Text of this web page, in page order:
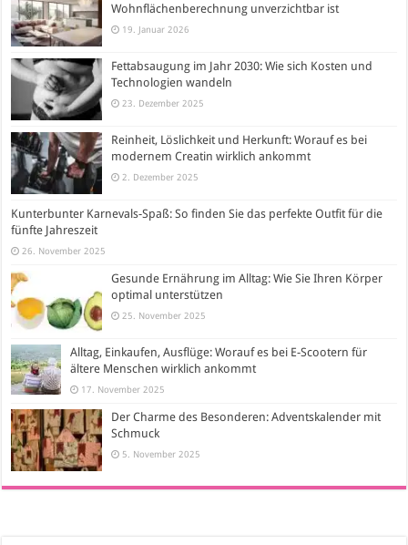
Wohnflächenberechnung unverzichtbar ist
19. Januar 2026
Fettabsaugung im Jahr 2030: Wie sich Kosten und
Technologien wandeln
23. Dezember 2025
Reinheit, Löslichkeit und Herkunft: Worauf es bei
modernem Creatin wirklich ankommt
2. Dezember 2025
Kunterbunter Karnevals-Spaß: So finden Sie das perfekte Outfit für die
fünfte Jahreszeit
26. November 2025
Gesunde Ernährung im Alltag: Wie Sie Ihren Körper
optimal unterstützen
25. November 2025
Alltag, Einkaufen, Ausflüge: Worauf es bei E-Scootern für
ältere Menschen wirklich ankommt
17. November 2025
Der Charme des Besonderen: Adventskalender mit
Schmuck
5. November 2025